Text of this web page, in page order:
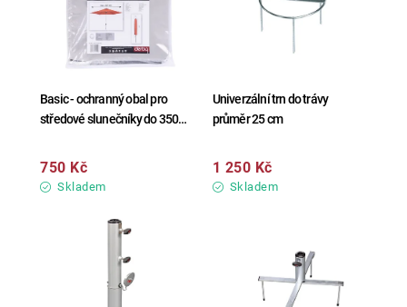
Basic - ochranný obal pro
středové slunečníky do 350
Skladem
750 Kč
Univerzální trn do trávy
průměr 25 cm
Skladem
1 250 Kč